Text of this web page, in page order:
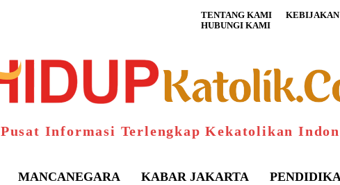
TENTANG KAMI KEBIJAKAN
HUBUNGI KAMI
Pusat Informasi Terlengkap Kekatolikan
MANCANEGARA KABAR JAKARTA